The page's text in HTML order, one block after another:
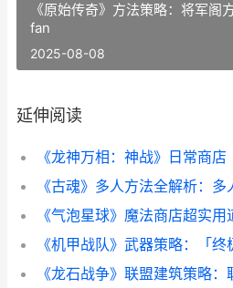
《原始传奇》方法策略：将军阁
fan
2025-08-08
延伸阅读
《龙神万相：神战》日常商店